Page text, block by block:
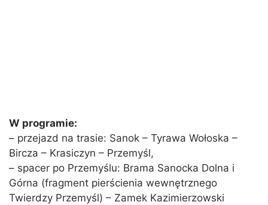
W programie:
– przejazd na trasie: Sanok – Tyrawa Wołoska –
Bircza – Krasiczyn – Przemyśl,
– spacer po Przemyślu: Brama Sanocka Dolna i
Górna (fragment pierścienia wewnętrznego
Twierdzy Przemyśl) – Zamek Kazimierzowski